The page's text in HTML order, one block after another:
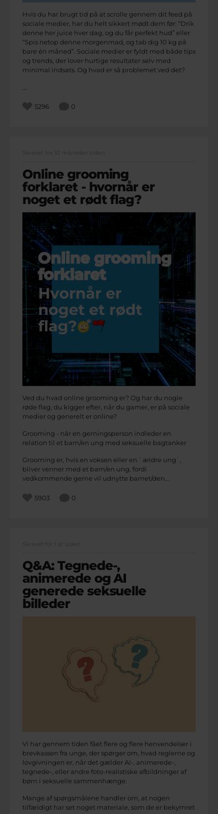
Hvis du har brugt tid på at scrolle gennem dit feed på
sociale medier, har du helt sikkert mødt dem før: “Drik
denne her juice hver dag, og du får perfekt hud” eller
“Spis netop denne morgenmad, og tab dig 10 kg på
bare én måned”. Sociale medier er fyldt med både tips
og trends, der lover hurtige resultater selv med
minimal indsats. Og hvad er så problemet ved det?
5296 0
Skrevet for 10 måneder siden
Online grooming
forklaret - hvornår er
noget et rødt flag?
Ved du hvad online grooming er? Og har du nogle
røde flag, du kigger efter, når du gamer, er på sociale
medier og generelt er online?
Grooming - når en gerningsperson indleder en
relation til et barn/en ung med seksuelle bagtanker
Grooming er, hvis en voksen eller en `ældre ung´,
bliver venner med et barn/en ung, fordi
vedkommende gerne vil udnytte barnet/den...
5903 0
Skrevet for 1 år siden
Q&A: Tegnede-,
animerede og AI
generede seksuelle
billeder
Vi har gennem tiden fået flere og flere henvendelser i
brevkassen fra unge, der spørger om, hvad reglerne og
lovgivningen er, når det gælder AI-, animerede-,
tegnede-, eller andre foto-realistiske afbildninger af
børn i seksuelle sammenhænge.
Mange af spørgsmålene handler om, at nogen
tilfældigt har set noget materiale, som de er bekymret